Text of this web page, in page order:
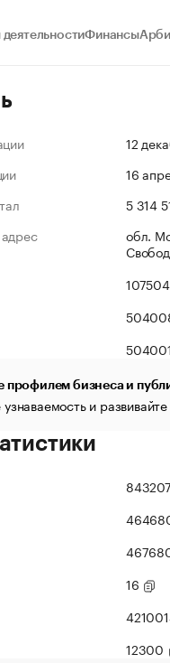
Финансы
12
16
5 314
обл.
профилем бизнеса и
и
16
12300